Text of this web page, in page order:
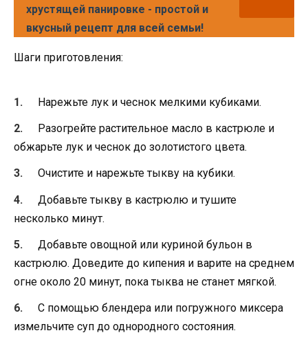
хрустящей панировке - простой и
вкусный рецепт для всей семьи!
Шаги приготовления:
Нарежьте лук и чеснок мелкими кубиками.
Разогрейте растительное масло в кастрюле и
обжарьте лук и чеснок до золотистого цвета.
Очистите и нарежьте тыкву на кубики.
Добавьте тыкву в кастрюлю и тушите
несколько минут.
Добавьте овощной или куриной бульон в
кастрюлю. Доведите до кипения и варите на среднем
огне около 20 минут, пока тыква не станет мягкой.
С помощью блендера или погружного миксера
измельчите суп до однородного состояния.